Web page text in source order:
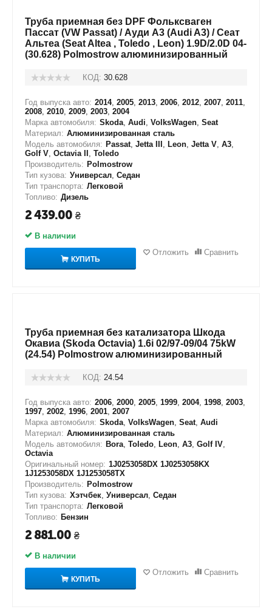
Труба приемная без DPF Фольксваген
Пассат (VW Passat) / Ауди А3 (Audi A3) / Сеат
Альтеа (Seat Altea , Toledo , Leon) 1.9D/2.0D 04-
(30.628) Polmostrow алюминизированный
КОД: 30.628
Год выпуска авто: 2014, 2005, 2013, 2006, 2012, 2007, 2011,
2008, 2010, 2009, 2003, 2004
Марка автомобиля: Skoda, Audi, VolksWagen, Seat
Материал: Алюминизированная сталь
Модель автомобиля: Passat, Jetta III , Leon, Jetta V, A3,
Golf V, Octavia II , Toledo
Производитель: Polmostrow
Тип кузова: Универсал, Седан
Тип транспорта: Легковой
Топливо: Дизель
2 439.00 ₴
В наличии
КУПИТЬ
Отложить Сравнить
Труба приемная без катализатора Шкода
Окавиа (Skoda Octavia) 1.6i 02/97-09/04 75kW
(24.54) Polmostrow алюминизированный
КОД: 24.54
Год выпуска авто: 2006, 2000, 2005, 1999, 2004, 1998, 2003,
1997, 2002, 1996, 2001, 2007
Марка автомобиля: Skoda, VolksWagen, Seat, Audi
Материал: Алюминизированная сталь
Модель автомобиля: Bora, Toledo, Leon, A3, Golf IV,
Octavia
Оригинальный номер: 1J0253058DX 1J0253058KX
1J1253058DX 1J1253058TX
Производитель: Polmostrow
Тип кузова: Хэтчбек, Универсал, Седан
Тип транспорта: Легковой
Топливо: Бензин
2 881.00 ₴
В наличии
КУПИТЬ
Отложить Сравнить